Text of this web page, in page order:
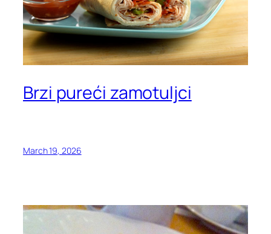
Brzi pureći zamotuljci
March 19, 2026